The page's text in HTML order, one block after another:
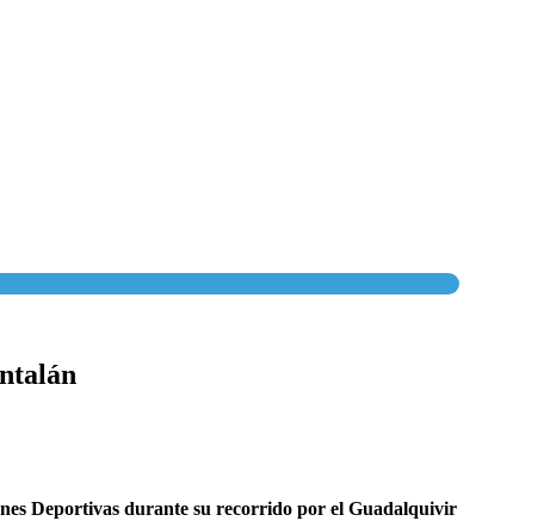
Deportivas durante su recorrido por el Guadalquivir